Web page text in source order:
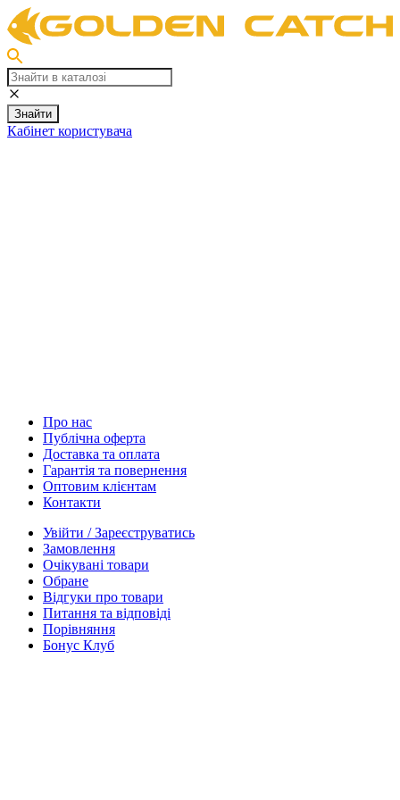
Знайти
Кабінет користувача
Про нас
Публічна оферта
Доставка та оплата
Гарантія та повернення
Оптовим клієнтам
Контакти
Увійти / Зареєструватись
Замовлення
Очікувані товари
Обране
Відгуки про товари
Питання та відповіді
Порівняння
Бонус Клуб